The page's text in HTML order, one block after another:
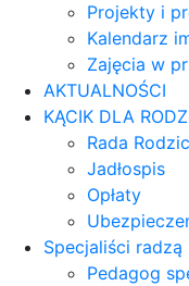
Projekty i
Kalendarz
Zajęcia w
AKTUALNOŚCI
KĄCIK DLA
Rada
Jadłospis
Opłaty
Specjaliści radzą
Pedagog